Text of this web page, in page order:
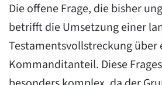
Die offene Frage, die bisher
betrifft die Umsetzung einer
Testamentsvollstreckung über
Kommanditanteil. Diese